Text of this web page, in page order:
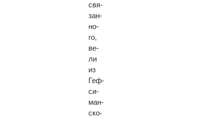
свя­
зан­
но­
го,
ве­
ли
из
Геф­
си­
ман­
ско­